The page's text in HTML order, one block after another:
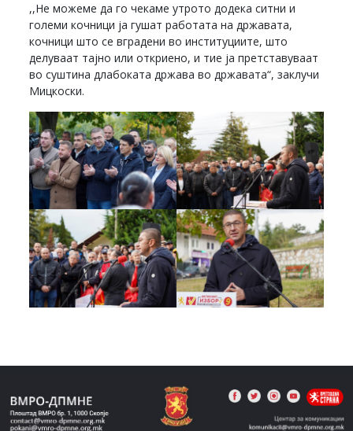
,,Не можеме да го чекаме утрото додека ситни и
големи кочници ја гушат работата на државата,
кочници што се вградени во институциите, што
делуваат тајно или откриено, и тие ја претставуваат
во суштина длабоката држава во државата“, заклучи
Мицкоски.